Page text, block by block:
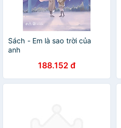
Sách - Em là sao trời của
anh
188.152 đ